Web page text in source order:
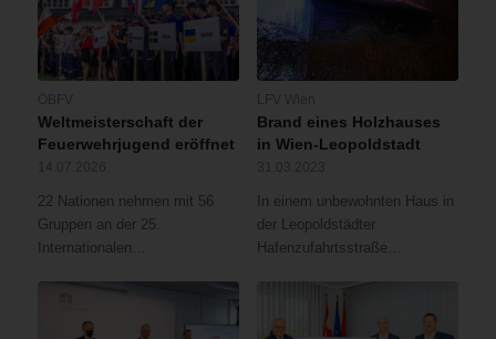
Weltmeisterschaft der
Feuerwehrjugend eröffnet
22 Nationen nehmen mit 56
Gruppen an der 25.
Internationalen…
Brand eines Holzhauses
in Wien-Leopoldstadt
In einem unbewohnten Haus in
der Leopoldstädter
Hafenzufahrtsstraße…